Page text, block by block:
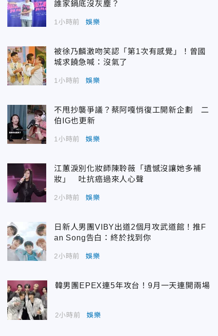
誰家鍋底沒灰塵？
1小時前 娛樂
被徐乃麟激吻笑認「第1次有感覺」！曾國
城求饒急喊：沒氣了
1小時前 娛樂
不甩抄襲爭議？蔡阿嘎悄復工開新企劃 二
伯IG也更新
1小時前 娛樂
江蕙淚別化妝師陳聆薇「遺憾沒讓她多補
妝」 吐抗癌過來人心聲
2小時前 娛樂
日新人男團VIBY出道2個月攻武道館！推F
an Song告白：終於找到你
2小時前 娛樂
韓男團EPEX連5年攻台！9月一天連開兩場
2小時前 娛樂